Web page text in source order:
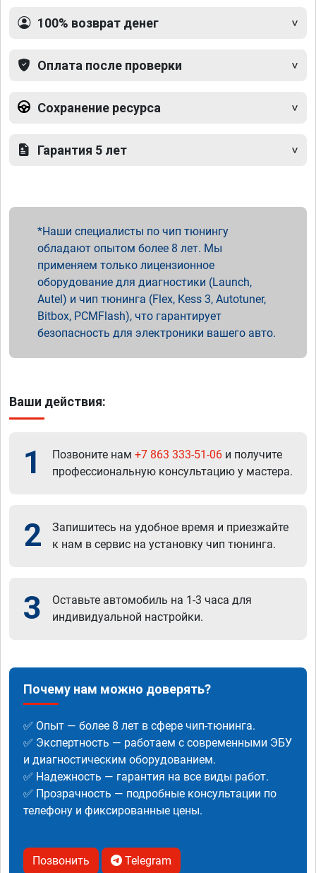
100% возврат денег
Оплата после проверки
Сохранение ресурса
Гарантия 5 лет
Наши специалисты по чип тюнингу
обладают опытом более 8 лет. Мы
применяем только лицензионное
оборудование для диагностики (Launch,
Autel) и чип тюнинга (Flex, Kess 3, Autotuner,
Bitbox, PCMFlash), что гарантирует
безопасность для электроники вашего авто.
Ваши действия:
1 Позвоните нам +7 863 333-51-06 и получите
профессиональную консультацию у мастера.
2
Запишитесь на удобное время и приезжайте
к нам в сервис на установку чип тюнинга.
3
Оставьте автомобиль на 1-3 часа для
индивидуальной настройки.
Почему нам можно доверять?
✅ Опыт — более 8 лет в сфере чип-тюнинга.
✅ Экспертность — работаем с современными ЭБУ
и диагностическим оборудованием.
✅ Надежность — гарантия на все виды работ.
✅ Прозрачность — подробные консультации по
телефону и фиксированные цены.
Позвонить Telegram